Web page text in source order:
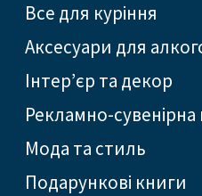
Все для куріння
Аксесуари для
Інтер’єр та декор
Рекламно-сувенірна
Мода та стиль
Подарункові книги